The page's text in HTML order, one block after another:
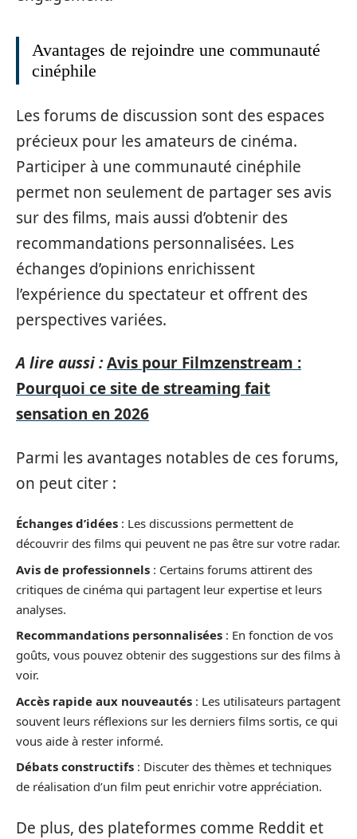
Avantages de rejoindre une communauté
cinéphile
Les forums de discussion sont des espaces
précieux pour les amateurs de cinéma.
Participer à une communauté cinéphile
permet non seulement de partager ses avis
sur des films, mais aussi d’obtenir des
recommandations personnalisées. Les
échanges d’opinions enrichissent
l’expérience du spectateur et offrent des
perspectives variées.
A lire aussi :Avis pour Filmzenstream :
Pourquoi ce site de streaming fait
sensation en 2026
Parmi les avantages notables de ces forums,
on peut citer :
Échanges d’idées : Les discussions permettent de
découvrir des films qui peuvent ne pas être sur votre radar.
Avis de professionnels : Certains forums attirent des
critiques de cinéma qui partagent leur expertise et leurs
analyses.
Recommandations personnalisées : En fonction de vos
goûts, vous pouvez obtenir des suggestions sur des films à
voir.
Accès rapide aux nouveautés : Les utilisateurs partagent
souvent leurs réflexions sur les derniers films sortis, ce qui
vous aide à rester informé.
Débats constructifs : Discuter des thèmes et techniques
de réalisation d’un film peut enrichir votre appréciation.
De plus, des plateformes comme Reddit et